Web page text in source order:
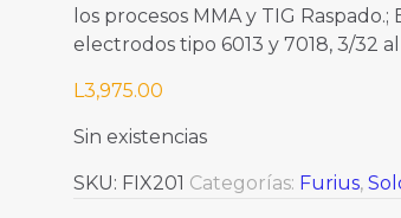
los procesos MMA y TIG Raspado.;
electrodos tipo 6013 y 7018, 3/32 al
L3,975.00
Sin existencias
SKU: FIX201 Categorías: Furius,